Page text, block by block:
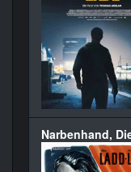
Narbenhand,